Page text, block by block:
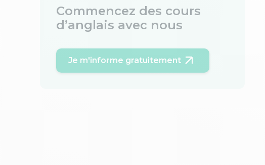
Commencez des cours
d’anglais avec nous
Je m'informe gratuitement